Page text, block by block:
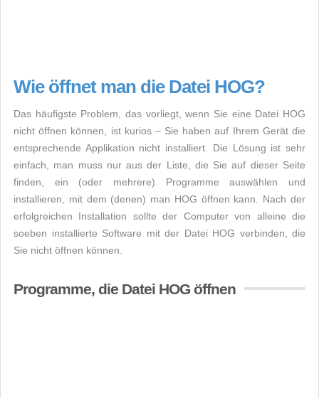
Wie öffnet man die Datei HOG?
Das häufigste Problem, das vorliegt, wenn Sie eine Datei HOG
nicht öffnen können, ist kurios – Sie haben auf Ihrem Gerät die
entsprechende Applikation nicht installiert. Die Lösung ist sehr
einfach, man muss nur aus der Liste, die Sie auf dieser Seite
finden, ein (oder mehrere) Programme auswählen und
installieren, mit dem (denen) man HOG öffnen kann. Nach der
erfolgreichen Installation sollte der Computer von alleine die
soeben installierte Software mit der Datei HOG verbinden, die
Sie nicht öffnen können.
Programme, die Datei HOG öffnen